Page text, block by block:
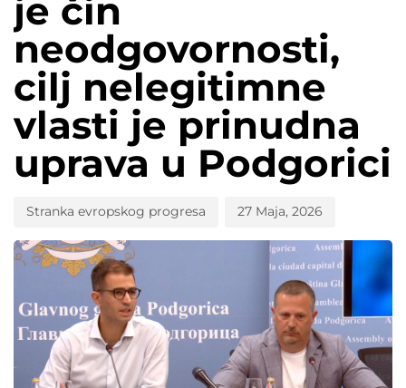
je čin
neodgovornosti,
cilj nelegitimne
vlasti je prinudna
uprava u Podgorici
Stranka evropskog progresa 27 Maja, 2026